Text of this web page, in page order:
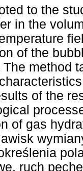
to the
in the
of the
method
of the
of gas
ruch